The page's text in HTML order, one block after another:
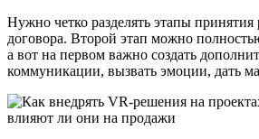
Нужно четко разделять этапы
договора. Второй этап можно
а вот на первом важно создать
коммуникации, вызвать эмоции, дать